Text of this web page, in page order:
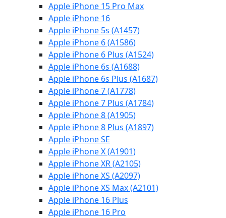
Apple iPhone 15 Pro Max
Apple iPhone 16
Apple iPhone 5s (A1457)
Apple iPhone 6 (A1586)
Apple iPhone 6 Plus (A1524)
Apple iPhone 6s (A1688)
Apple iPhone 6s Plus (A1687)
Apple iPhone 7 (A1778)
Apple iPhone 7 Plus (A1784)
Apple iPhone 8 (A1905)
Apple iPhone 8 Plus (A1897)
Apple iPhone SE
Apple iPhone X (A1901)
Apple iPhone XR (A2105)
Apple iPhone XS (A2097)
Apple iPhone XS Max (A2101)
Apple iPhone 16 Plus
Apple iPhone 16 Pro